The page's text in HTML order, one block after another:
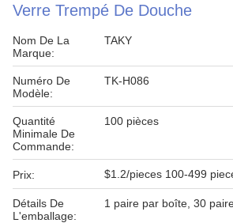
Verre Trempé De Douche
Nom De La
Marque:
TAKY
Numéro De
Modèle:
TK-H086
Quantité
Minimale De
Commande:
100 pièces
Prix: $1.2/pieces 100-499
Détails De
L'emballage:
1 paire par boîte, 30